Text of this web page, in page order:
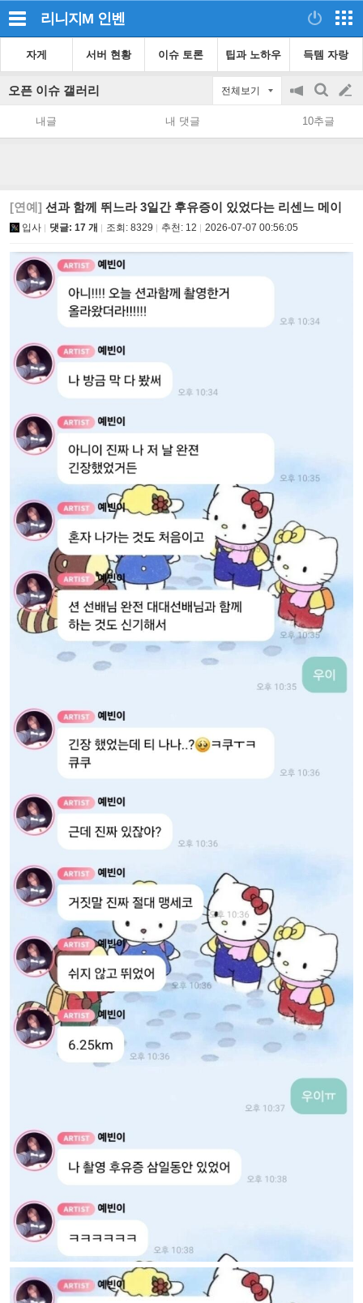
리니지M 인벤
자게 서버 현황 이슈 토론 팁과 노하우 득템 자랑
오픈 이슈 갤러리 전체보기
공
지
on/off
검
색
글
쓰
내글 내 댓글 10추글
[연예] 션과 함께 뛰느라 3일간 후유증이 있었다는 리센느 메이
입사 댓글: 17 개 조회: 8329 추천: 12 2026-07-07 00:56:05